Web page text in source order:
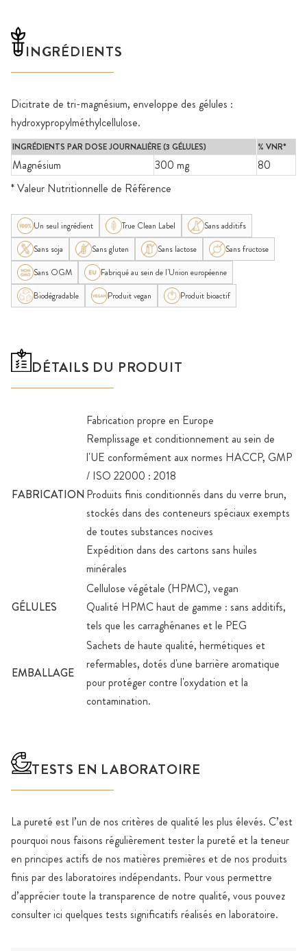
INGRÉDIENTS
Dicitrate de tri-magnésium, enveloppe des gélules :
hydroxypropylméthylcellulose.
INGRÉDIENTS PAR DOSE JOURNALIÈRE (3 GÉLULES) % VNR*
Magnésium 300 mg
80
* Valeur Nutritionnelle de Référence
Un seul ingrédient True Clean Label
Sans additifs
Sans soja
Sans gluten Sans lactose
Sans fructose
Sans OGM
Fabriqué au sein de l'Union européenne
Biodégradable
Produit vegan Produit bioactif
DÉTAILS DU PRODUIT
FABRICATION
Fabrication propre en Europe
Remplissage et conditionnement au sein de
l'UE conformément aux normes HACCP, GMP
/ ISO 22000 : 2018
Produits finis conditionnés dans du verre brun,
stockés dans des conteneurs spéciaux exempts
de toutes substances nocives
Expédition dans des cartons sans huiles
minérales
GÉLULES
Cellulose végétale (HPMC), vegan
Qualité HPMC haut de gamme : sans additifs,
tels que les carraghénanes et le PEG
EMBALLAGE
Sachets de haute qualité, hermétiques et
refermables, dotés d'une barrière aromatique
pour protéger contre l'oxydation et la
contamination.
TESTS EN LABORATOIRE
La pureté est l’un de nos critères de qualité les plus élevés. C’est
pourquoi nous faisons régulièrement tester la pureté et la teneur
en principes actifs de nos matières premières et de nos produits
finis par des laboratoires indépendants. Pour vous permettre
d’apprécier toute la transparence de notre qualité, vous pouvez
consulter ici quelques tests significatifs réalisés en laboratoire.